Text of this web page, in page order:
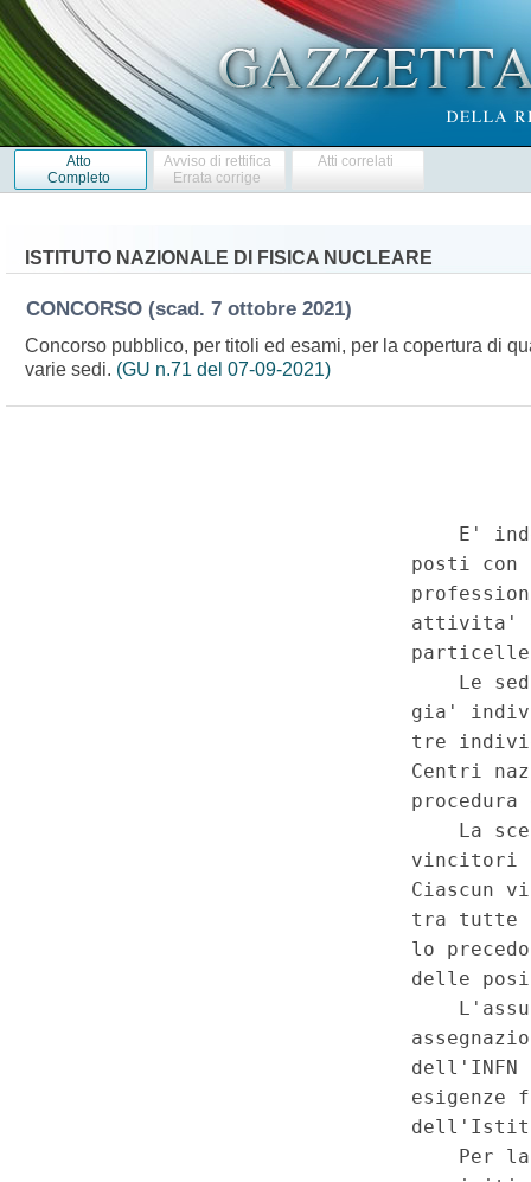
Atto
Completo
Avviso di rettifica
Errata corrige
Atti correlati
ISTITUTO NAZIONALE DI FISICA NUCLEARE
CONCORSO (scad. 7 ottobre 2021)
Concorso pubblico, per titoli ed esami, per la copertura di
varie sedi. (GU n.71 del 07-09-2021)